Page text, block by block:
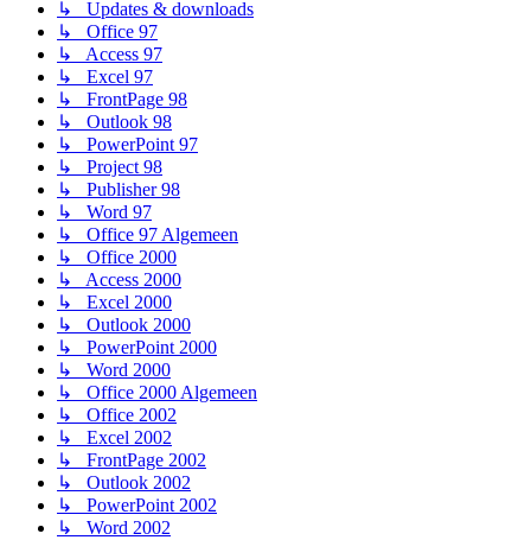
↳ Updates & downloads
↳ Office 97
↳ Access 97
↳ Excel 97
↳ FrontPage 98
↳ Outlook 98
↳ PowerPoint 97
↳ Project 98
↳ Publisher 98
↳ Word 97
↳ Office 97 Algemeen
↳ Office 2000
↳ Access 2000
↳ Excel 2000
↳ Outlook 2000
↳ PowerPoint 2000
↳ Word 2000
↳ Office 2000 Algemeen
↳ Office 2002
↳ Excel 2002
↳ FrontPage 2002
↳ Outlook 2002
↳ PowerPoint 2002
↳ Word 2002